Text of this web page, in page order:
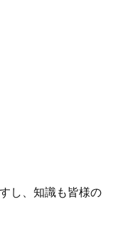
し、知識も皆様の